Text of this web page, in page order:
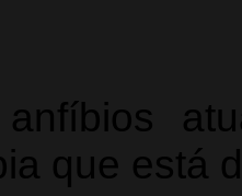
que está